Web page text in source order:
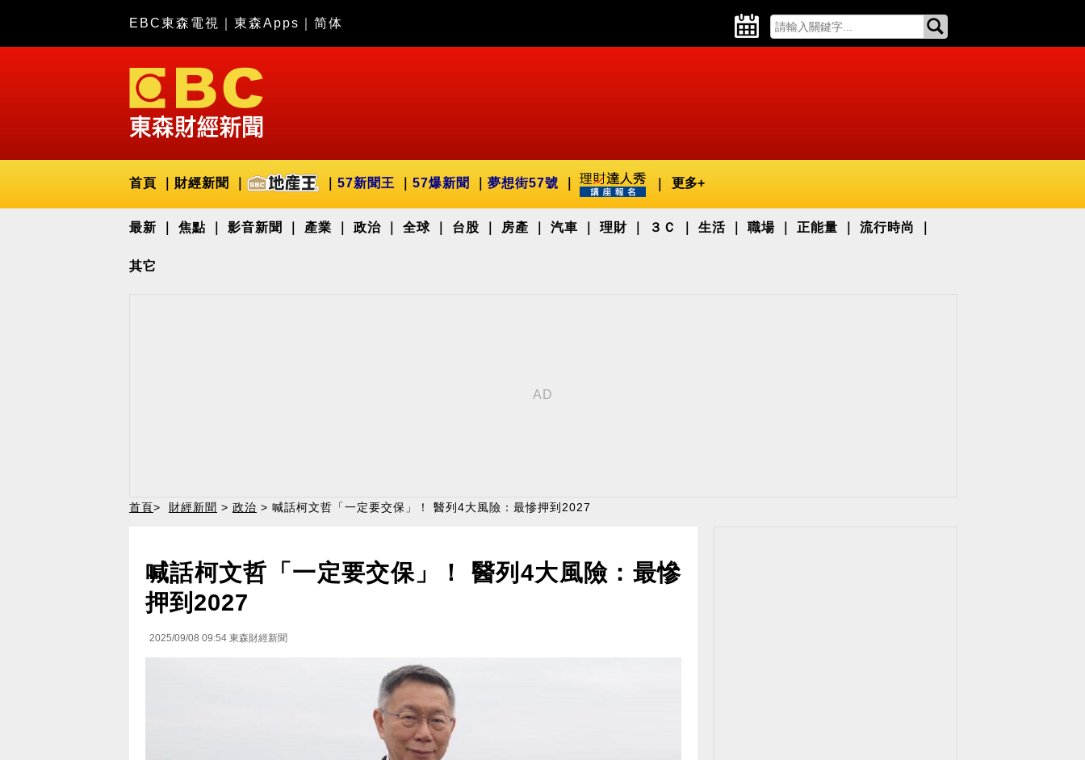
EBC東森電視 東森Apps 简体
首頁 財經新聞 57新聞王 57爆新聞 夢想街57號 更多+
最新 焦點 影音新聞 產業 政治 全球 台股 房產 汽車 理財 ３Ｃ 生活 職場 正能量 流行時尚
其它
首頁> 財經新聞 > 政治 > 喊話柯文哲「一定要交保」！ 醫列4大風險：最慘押到2027
喊話柯文哲「一定要交保」！ 醫列4大風險：最慘
押到2027
2025/09/08 09:54 東森財經新聞